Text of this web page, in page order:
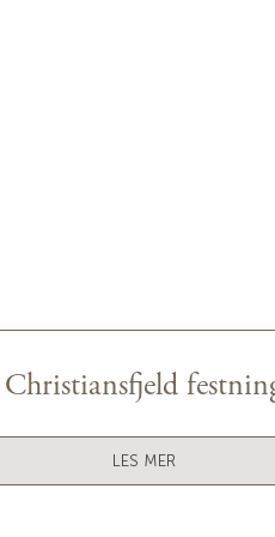
Christiansfjeld
LES MER